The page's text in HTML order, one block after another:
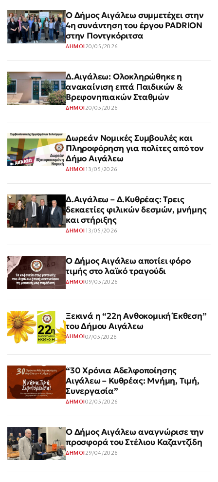
Ο Δήμος Αιγάλεω συμμετέχει στην
4η συνάντηση του έργου PADRION
στην Ποντγκόριτσα
ΔΗΜΟΙ 20/05/2026
Δ.Αιγάλεω: Ολοκληρώθηκε η
ανακαίνιση επτά Παιδικών &
Βρεφονηπιακών Σταθμών
ΔΗΜΟΙ 20/05/2026
Δωρεάν Νομικές Συμβουλές και
Πληροφόρηση για πολίτες από τον
Δήμο Αιγάλεω
ΔΗΜΟΙ 13/05/2026
Δ.Αιγάλεω – Δ.Κυθρέας: Τρεις
δεκαετίες φιλικών δεσμών, μνήμης
και στήριξης
ΔΗΜΟΙ 13/05/2026
Ο Δήμος Αιγάλεω αποτίει φόρο
τιμής στο λαϊκό τραγούδι
ΔΗΜΟΙ 09/05/2026
Ξεκινά η “22η Ανθοκομική Έκθεση”
του Δήμου Αιγάλεω
ΔΗΜΟΙ07/05/2026
“30 Χρόνια Αδελφοποίησης
Αιγάλεω – Κυθρέας: Μνήμη, Τιμή,
Συνεργασία”
ΔΗΜΟΙ 02/05/2026
Ο Δήμος Αιγάλεω αναγνώρισε την
προσφορά του Στέλιου Καζαντζίδη
ΔΗΜΟΙ 29/04/2026